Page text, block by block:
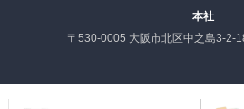
本社
〒530-0005 大阪市北区中之島3-2-